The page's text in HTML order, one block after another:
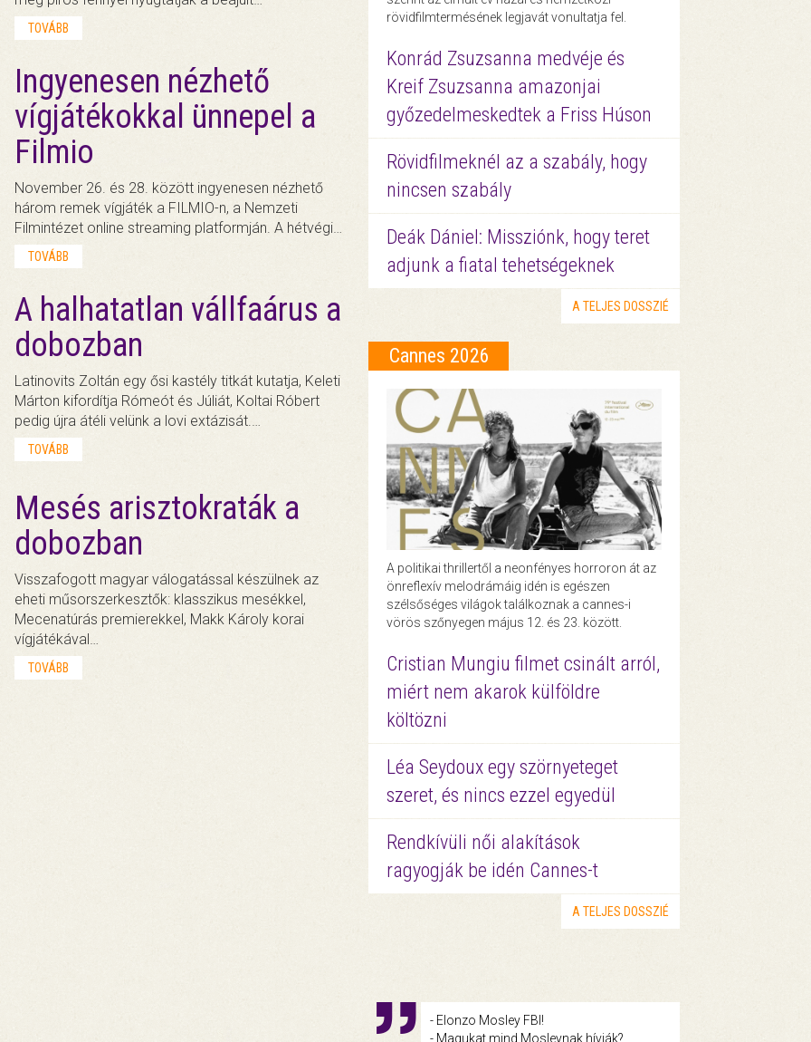
TOVÁBB
Ingyenesen nézhető
vígjátékokkal ünnepel a
Filmio
November 26. és 28. között ingyenesen nézhető
három remek vígjáték a FILMIO-n, a Nemzeti
Filmintézet online streaming platformján. A hétvégi…
TOVÁBB
A halhatatlan vállfaárus a
dobozban
Latinovits Zoltán egy ősi kastély titkát kutatja, Keleti
Márton kifordítja Rómeót és Júliát, Koltai Róbert
pedig újra átéli velünk a lovi extázisát.…
TOVÁBB
Mesés arisztokraták a
dobozban
Visszafogott magyar válogatással készülnek az
eheti műsorszerkesztők: klasszikus mesékkel,
Mecenatúrás premierekkel, Makk Károly korai
vígjátékával…
TOVÁBB
rövidfilmtermésének legjavát vonultatja fel.
Konrád Zsuzsanna medvéje és
Kreif Zsuzsanna amazonjai
győzedelmeskedtek a Friss Húson
Rövidfilmeknél az a szabály, hogy
nincsen szabály
Deák Dániel: Missziónk, hogy teret
adjunk a fiatal tehetségeknek
A TELJES DOSSZIÉ
Cannes 2026
A politikai thrillertől a neonfényes horroron át az
önreflexív melodrámáig idén is egészen
szélsőséges világok találkoznak a cannes-i
vörös szőnyegen május 12. és 23. között.
Cristian Mungiu filmet csinált arról,
miért nem akarok külföldre
költözni
Léa Seydoux egy szörnyeteget
szeret, és nincs ezzel egyedül
Rendkívüli női alakítások
ragyogják be idén Cannes-t
A TELJES DOSSZIÉ
- Elonzo Mosley FBI!
- Magukat mind Mosleynak hívják?